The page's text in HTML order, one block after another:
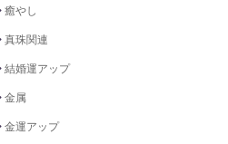
癒やし
真珠関連
結婚運アップ
金属
金運アップ